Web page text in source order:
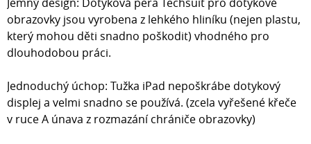
obrazovky jsou vyrobena z lehkého hliníku (nejen plastu,
který mohou děti snadno poškodit) vhodného pro
dlouhodobou práci.
Jednoduchý úchop: Tužka iPad nepoškrábe dotykový
displej a velmi snadno se používá. (zcela vyřešené křeče
v ruce A únava z rozmazání chrániče obrazovky)